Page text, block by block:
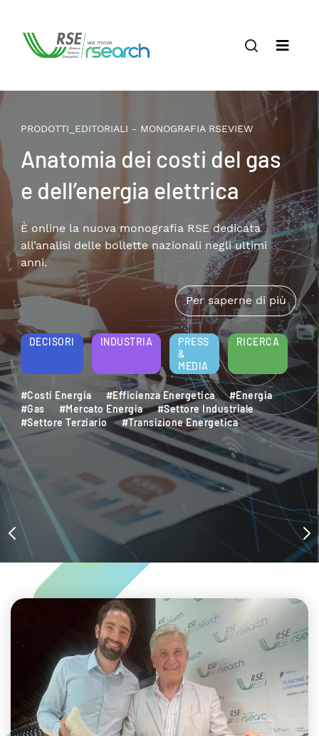
PRODOTTI_EDITORIALI - MONOGRAFIA RSEVIEW
Il terziario privato nella
transizione energetica:
patrimonio edilizio,
consumi e soluzioni
Disponibile online la nuova monografia RSE che
approfondisce i temi della riqualificazione
energetica e della sostenibilità aziendale.
Per saperne di più
DECISORI INDUSTRIA
PRESS
&
MEDIA
RICERCA
#Decarbonizzazione
#Efficienza Energetica
#Settore Industriale
#Settore Terziario
#Sostenibilità Ambientale
#Sviluppo Sostenibile
#Transizione Energetica